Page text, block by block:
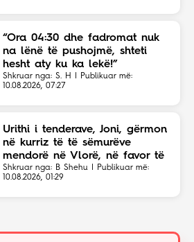
“Ora 04:30 dhe fadromat nuk
na lënë të pushojmë, shteti
hesht aty ku ka lekë!”
Shkruar nga: S. H | Publikuar më:
10.08.2026, 07:27
Urithi i tenderave, Joni, gërmon
në kurriz të të sëmurëve
mendorë në Vlorë, në favor të
Eriola Likajt të “Clean Fast”.
Shkruar nga: B Shehu | Publikuar më:
10.08.2026, 01:29